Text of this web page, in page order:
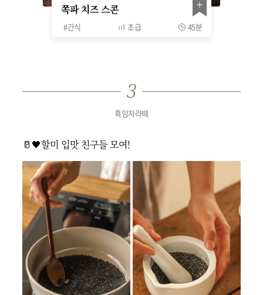
쪽파 치즈 스콘
#간식 초급 45분
흑임자라떼
🥛🖤할미 입맛 친구들 모여!